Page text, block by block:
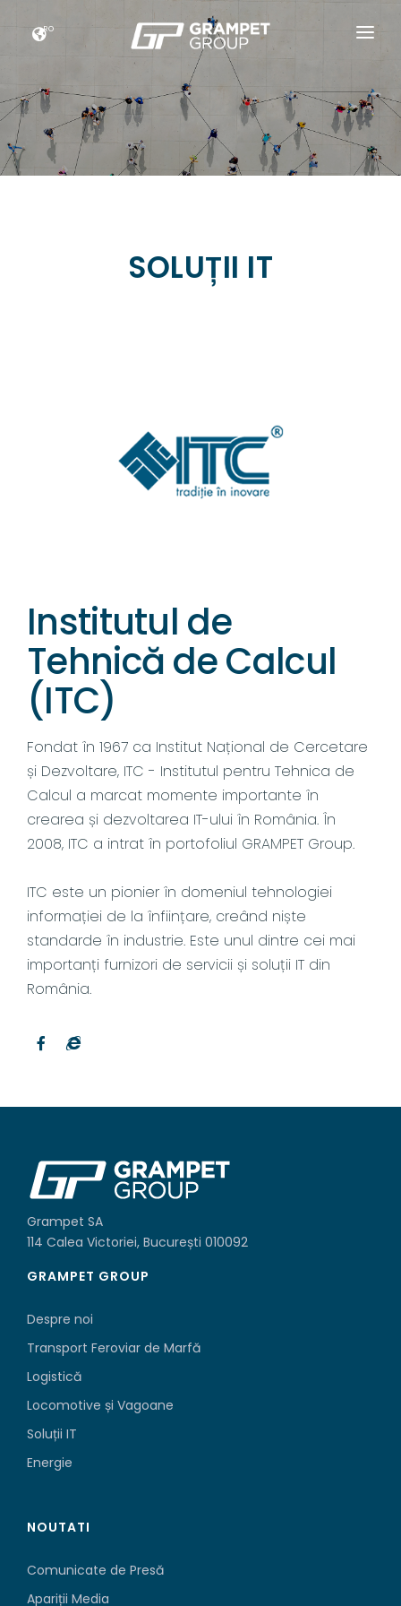
RO
GRAMPET GROUP
NOUTATI
SOLUȚII IT
Institutul de
Tehnică de Calcul
(ITC)
Fondat în 1967 ca Institut Național de Cercetare
și Dezvoltare, ITC - Institutul pentru Tehnica de
Calcul a marcat momente importante în
crearea și dezvoltarea IT-ului în România. În
2008, ITC a intrat în portofoliul GRAMPET Group.
ITC este un pionier în domeniul tehnologiei
informației de la înființare, creând niște
standarde în industrie. Este unul dintre cei mai
importanți furnizori de servicii și soluții IT din
România.
Grampet SA
114 Calea Victoriei, București 010092
GRAMPET GROUP
Despre noi
Transport Feroviar de Marfă
Logistică
Locomotive și Vagoane
Soluții IT
Energie
NOUTATI
Comunicate de Presă
Apariții Media